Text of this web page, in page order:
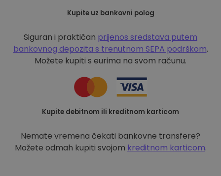
Kupite uz bankovni polog
Siguran i praktičan prijenos sredstava putem
bankovnog depozita s trenutnom SEPA podrškom.
Možete kupiti s eurima na svom računu.
Kupite debitnom ili kreditnom karticom
Nemate vremena čekati bankovne transfere?
Možete odmah kupiti svojom kreditnom karticom.